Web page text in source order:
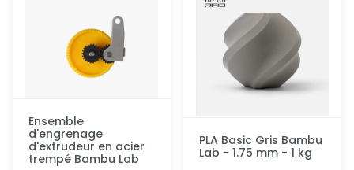
Ensemble
d'engrenage
d'extrudeur en acier
trempé Bambu Lab
PLA Basic Gris Bambu
Lab - 1.75 mm - 1 kg